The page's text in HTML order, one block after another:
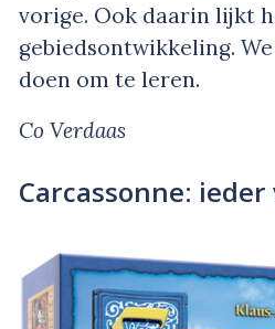
vorige. Ook daarin lijkt
gebiedsontwikkeling.
doen om te leren.
Co Verdaas
Carcassonne: ieder